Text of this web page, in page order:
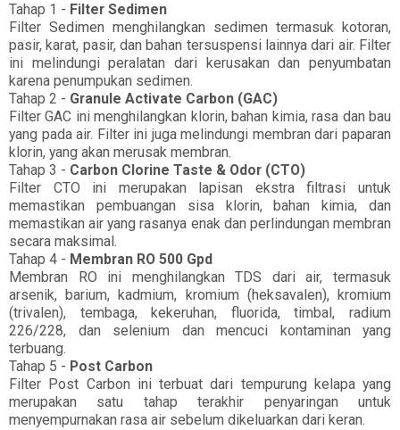
Tahap 1 - Filter Sedimen
Filter Sedimen menghilangkan sedimen termasuk kotoran,
pasir, karat, pasir, dan bahan tersuspensi lainnya dari air. Filter
ini melindungi peralatan dari kerusakan dan penyumbatan
karena penumpukan sedimen.
Tahap 2 - Granule Activate Carbon (GAC)
Filter GAC ini menghilangkan klorin, bahan kimia, rasa dan bau
yang pada air. Filter ini juga melindungi membran dari paparan
klorin, yang akan merusak membran.
Tahap 3 - Carbon Clorine Taste & Odor (CTO)
Filter CTO ini merupakan lapisan ekstra filtrasi untuk
memastikan pembuangan sisa klorin, bahan kimia, dan
memastikan air yang rasanya enak dan perlindungan membran
secara maksimal.
Tahap 4 - Membran RO 500 Gpd
Membran RO ini menghilangkan TDS dari air, termasuk
arsenik, barium, kadmium, kromium (heksavalen), kromium
(trivalen), tembaga, kekeruhan, fluorida, timbal, radium
226/228, dan selenium dan mencuci kontaminan yang
terbuang.
Tahap 5 - Post Carbon
Filter Post Carbon ini terbuat dari tempurung kelapa yang
merupakan satu tahap terakhir penyaringan untuk
menyempurnakan rasa air sebelum dikeluarkan dari keran.